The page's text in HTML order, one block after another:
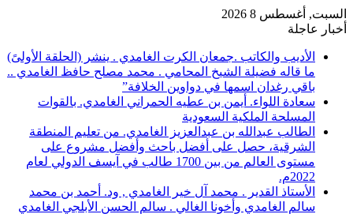
السبت, أغسطس 8 2026
أخبار عاجلة
الأديب والكاتب .جمعان الكرت الغامدي . ينشر (الحلقة الأولىً)
ما قاله فضيلة الشيخ المحامي . محمد مصلح حافظ الغامدي ..
باقي رغدان اسمها في دواوين الخلافة”
سعادة اللواء. أيمن بن عطيه الحمراني الغامدي. بالقوات
المسلحة الملكية السعودية
الطالب عبدالله بن عبدالعزيز الغامدي. من تعليم المنطقة
الشرقية، حصل على أفضل باحث وأفضل مشروع على
مستوى العالم من بين 1700 طالب في آيسف الدولي لعام
2022م.
الأستاذ القدير . محمد آل خير الغامدي , ود. أحمد بن محمد
سالم الغامدي وأخونا الغالي . سالم الحسن الأبلجي الغامدي